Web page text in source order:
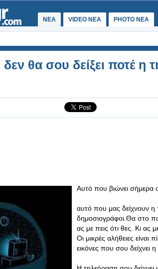
ΝΕΑ VIDEO NEA PHOTO NEA
θα σου δείξει ποτέ η
Αυτό που βιώνει σήμερα
αυτό που μας δείχνουν η
δημοσιογράφοι.Θα στο
ας με πεις ότι θες. Κι ας
Οι μικρές αλήθειες είναι
εικόνες που σου δείχνει